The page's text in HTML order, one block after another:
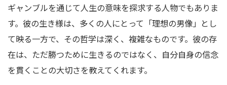
ギャンブルを通じて人生の意味を探求する人物でもありま
す。彼の生き様は、多くの人にとって「理想の男像」とし
て映る一方で、その哲学は深く、複雑なものです。彼の存
在は、ただ勝つために生きるのではなく、自分自身の信念
を貫くことの大切さを教えてくれます。